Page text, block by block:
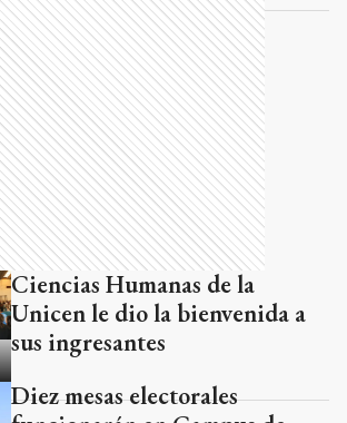
Ciencias Humanas de la
Unicen le dio la bienvenida a
sus ingresantes
Diez mesas electorales
funcionarán en Campus de